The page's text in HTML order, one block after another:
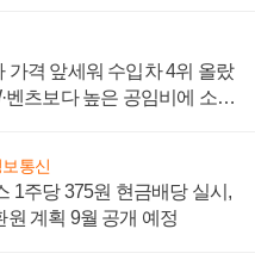
가격 앞세워 수입차 4위 올랐
벤츠보다 높은 공임비에 소비
보통신
1주당 375원 현금배당 실시,
원 계획 9월 공개 예정